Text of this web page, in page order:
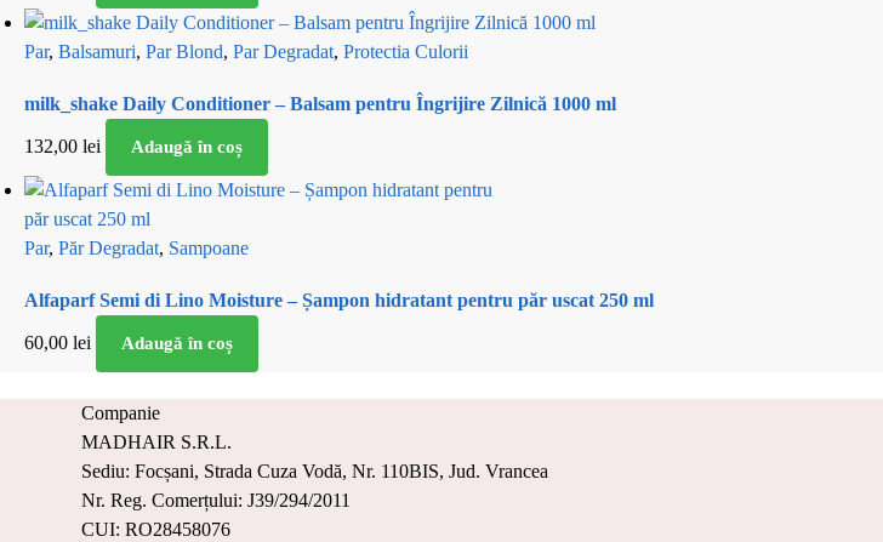
Par, Balsamuri, Par Blond, Par Degradat, Protectia Culorii
milk_shake Daily Conditioner – Balsam pentru Îngrijire Zilnică 1000 ml
132,00 lei Adaugă în coș
Par, Păr Degradat, Sampoane
Alfaparf Semi di Lino Moisture – Șampon hidratant pentru păr uscat 250 ml
60,00 lei Adaugă în coș
Companie
MADHAIR S.R.L.
Sediu: Focșani, Strada Cuza Vodă, Nr. 110BIS, Jud. Vrancea
Nr. Reg. Comerțului: J39/294/2011
CUI: RO28458076